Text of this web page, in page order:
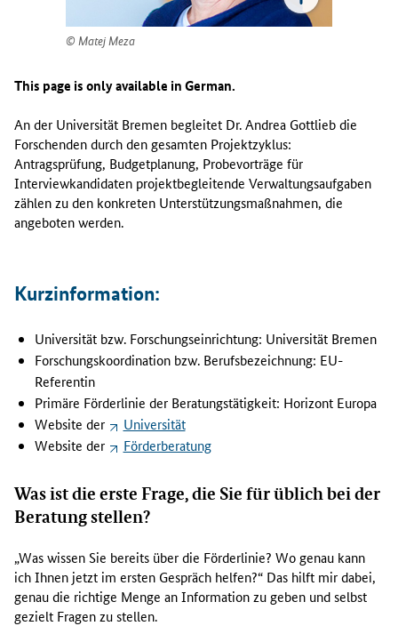
t
t
B
r
e
m
e
g
e
A
n
e
a
G
Matej Meza
This page is only available in German.
An der Universität Bremen begleitet Dr. Andrea Gottlieb die
Forschenden durch den gesamten Projektzyklus:
Antragsprüfung, Budgetplanung, Probevorträge für
Interviewkandidaten projektbegleitende Verwaltungsaufgaben
zählen zu den konkreten Unterstützungsmaßnahmen, die
angeboten werden.
Kurzinformation:
Universität bzw. Forschungseinrichtung: Universität Bremen
Forschungskoordination bzw. Berufsbezeichnung: EU-
Referentin
Primäre Förderlinie der Beratungstätigkeit: Horizont Europa
Website der
Universität
Website der
Förderberatung
Was ist die erste Frage, die Sie für üblich bei der
Beratung stellen?
„Was wissen Sie bereits über die Förderlinie? Wo genau kann
ich Ihnen jetzt im ersten Gespräch helfen?“ Das hilft mir dabei,
genau die richtige Menge an Information zu geben und selbst
gezielt Fragen zu stellen.